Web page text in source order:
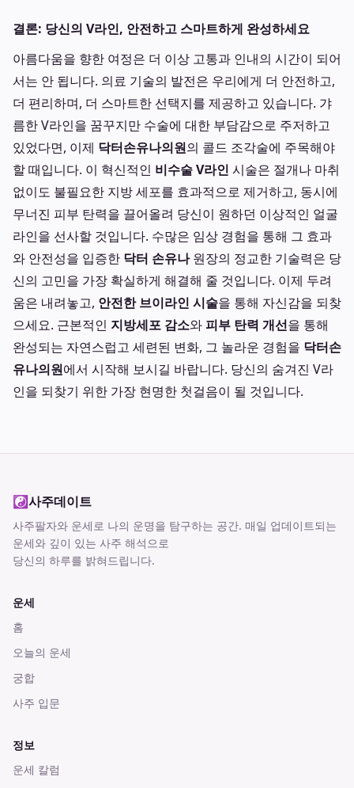
결론: 당신의 V라인, 안전하고 스마트하게 완성하세요
아름다움을 향한 여정은 더 이상 고통과 인내의 시간이 되어
서는 안 됩니다. 의료 기술의 발전은 우리에게 더 안전하고,
더 편리하며, 더 스마트한 선택지를 제공하고 있습니다. 갸
름한 V라인을 꿈꾸지만 수술에 대한 부담감으로 주저하고
있었다면, 이제 닥터손유나의원의 콜드 조각술에 주목해야
할 때입니다. 이 혁신적인 비수술 V라인 시술은 절개나 마취
없이도 불필요한 지방 세포를 효과적으로 제거하고, 동시에
무너진 피부 탄력을 끌어올려 당신이 원하던 이상적인 얼굴
라인을 선사할 것입니다. 수많은 임상 경험을 통해 그 효과
와 안전성을 입증한 닥터 손유나원장의 정교한 기술력은 당
신의 고민을 가장 확실하게 해결해 줄 것입니다. 이제 두려
움은 내려놓고, 안전한 브이라인 시술을 통해 자신감을 되찾
으세요. 근본적인 지방세포 감소와피부 탄력 개선을 통해
완성되는 자연스럽고 세련된 변화, 그 놀라운 경험을 닥터손
유나의원에서 시작해 보시길 바랍니다. 당신의 숨겨진 V라
인을 되찾기 위한 가장 현명한 첫걸음이 될 것입니다.
☯사주데이트
사주팔자와 운세로 나의 운명을 탐구하는 공간. 매일 업데이트되는
운세와 깊이 있는 사주 해석으로
당신의 하루를 밝혀드립니다.
운세
홈
오늘의 운세
궁합
사주 입문
정보
운세 칼럼